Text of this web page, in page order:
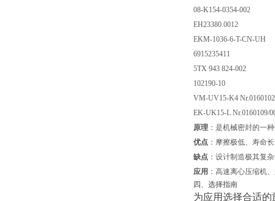
08-K154-0354-002
EH23380.0012
EKM-1036-6-T-CN-UH
6915235411
5TX 943 824-002
102190-10
VM-UV15-K4
EK-UK15-L Nr.0160109/
原理 ：是机械密封的一
优点 ：摩擦极低、寿命
缺点 ：设计制造极其复
应用 ：高速离心压缩机
四、选择指南
为应用选择合适